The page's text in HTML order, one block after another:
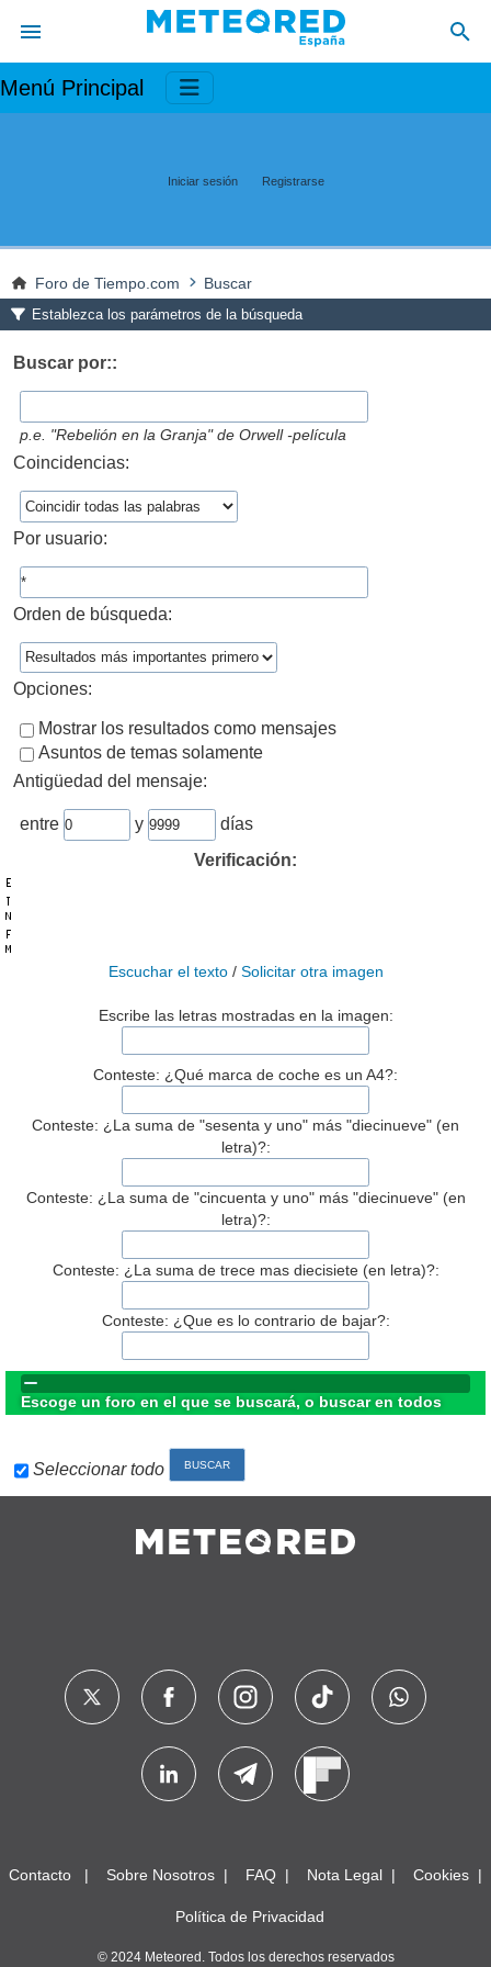
Menú Principal
Iniciar sesión Registrarse
Foro de Tiempo.com Buscar
Establezca los parámetros de la búsqueda
Buscar por::
p.e. "Rebelión en la Granja" de Orwell -película
Coincidencias:
Por usuario:
Orden de búsqueda:
Opciones:
Mostrar los resultados como mensajes
Asuntos de temas solamente
Antigüedad del mensaje:
entre y
días
Verificación:
Escuchar el texto/ Solicitar otra imagen
Escribe las letras mostradas en la imagen:
Conteste: ¿Qué marca de coche es un A4?:
Conteste: ¿La suma de "sesenta y uno" más "diecinueve" (en
letra)?:
Conteste: ¿La suma de "cincuenta y uno" más "diecinueve" (en
letra)?:
Conteste: ¿La suma de trece mas diecisiete (en letra)?:
Conteste: ¿Que es lo contrario de bajar?:
Escoge un foro en el que se buscará, o buscar en todos
Seleccionar todo
Contacto Sobre Nosotros FAQ Nota Legal Cookies
Política de Privacidad
© 2024 Meteored. Todos los derechos reservados